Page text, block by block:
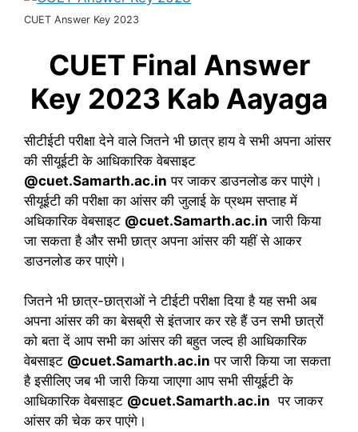
CUET Answer Key 2023
CUET Final Answer
Key 2023 Kab Aayaga
सीटीईटी परीक्षा देने वाले जितने भी छात्र हाय वे सभी अपना आंसर
की सीयूईटी के आधिकारिक वेबसाइट
@cuet.Samarth.ac.in पर जाकर डाउनलोड कर पाएंगे।
सीयूईटी की परीक्षा का आंसर की जुलाई के प्रथम सप्ताह में
अधिकारिक वेबसाइट @cuet.Samarth.ac.in जारी किया
जा सकता है और सभी छात्र अपना आंसर की यहीं से आकर
डाउनलोड कर पाएंगे।
जितने भी छात्र-छात्राओं ने टीईटी परीक्षा दिया है यह सभी अब
अपना आंसर की का बेसब्री से इंतजार कर रहे हैं उन सभी छात्रों
को बता दें आप सभी का आंसर की बहुत जल्द ही आधिकारिक
वेबसाइट @cuet.Samarth.ac.in पर जारी किया जा सकता
है इसीलिए जब भी जारी किया जाएगा आप सभी सीयूईटी के
आधिकारिक वेबसाइट @cuet.Samarth.ac.in पर जाकर
आंसर की चेक कर पाएंगे।